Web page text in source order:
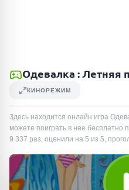
Одевалка : Летняя
КИНОРЕЖИМ
Здесь находится онлайн игра
можете поиграть в нее бесплатно
9 337 раз, оценили на 5 из 5,